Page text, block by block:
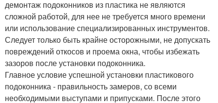
демонтаж подоконников из пластика не являются
сложной работой, для нее не требуется много времени
или использование специализированных инструментов.
Следует только быть крайне осторожными, не допускать
повреждений откосов и проема окна, чтобы избежать
зазоров после установки подоконника.
Главное условие успешной установки пластикового
подоконника - правильность замеров, со всеми
необходимыми выступами и припусками. После этого